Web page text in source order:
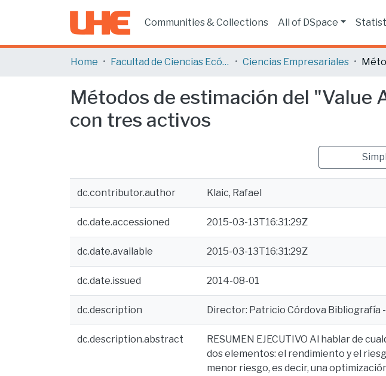
Communities & Collections All of DSpace
Home Facultad de Ciencias Ecónomicas y Empresariales Ciencias Empresariales
Métodos de estimación del "Value
con tres activos
dc.contributor.author Klaic, Rafael
dc.date.accessioned 2015-03-13T16:31:29Z
dc.date.available 2015-03-13T16:31:29Z
dc.date.issued 2014-08-01
dc.description Director: Patricio Córdova Bibliografía
dc.description.abstract
RESUMEN EJECUTIVO Al hablar de
dos elementos: el rendimiento y el
menor riesgo, es decir, una